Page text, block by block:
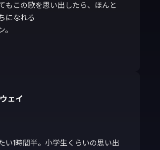
もこの歌を思い出したら、ほんと
になれる
ェイ
い1時間半。小学生くらいの思い出